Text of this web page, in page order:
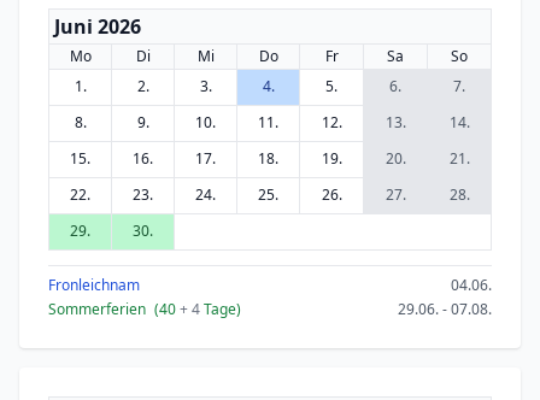
Juni 2026
Mo Di Mi Do Fr Sa
So
1.
2. 3. 4. 5. 6.
7.
8.
9. 10. 11. 12. 13.
14.
15.
16. 17. 18. 19. 20.
21.
22.
23. 24. 25. 26. 27.
28.
29.
30.
Fronleichnam
04.06.
Sommerferien (40+ 4Tage) 29.06. - 07.08.